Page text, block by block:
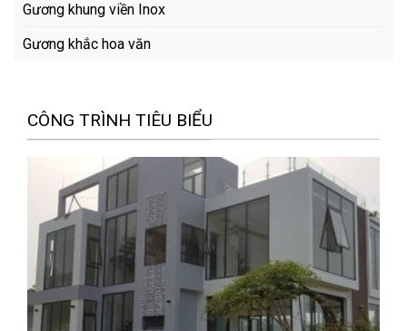
Gương khung viền Inox
Gương khắc hoa văn
CÔNG TRÌNH TIÊU BIỂU